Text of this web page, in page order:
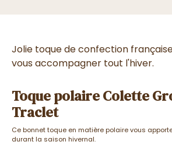
Jolie toque de confection
vous accompagner tout l'hiver.
Toque polaire Colette
Traclet
Ce bonnet toque en matière polaire vous
durant la saison hivernal.